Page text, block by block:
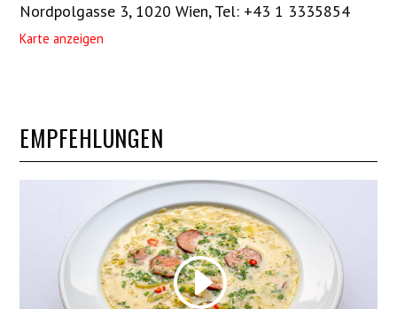
Nordpolgasse 3, 1020 Wien,Tel: +43 1 3335854
Karte anzeigen
EMPFEHLUNGEN